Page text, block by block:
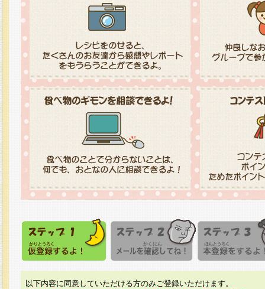
以下内容に同意していただける方のみご登録いただけます。